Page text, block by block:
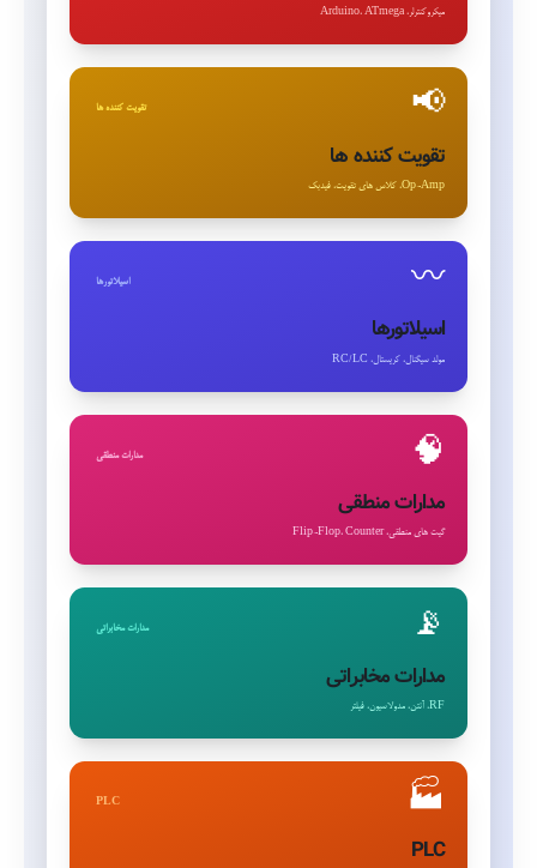
میکروکنترلر، Arduino، ATmega
📢 تقویت کننده ها
تقویت کننده ها
Op-Amp، کلاس های تقویت، فیدبک
〰️ اسیلاتورها
اسیلاتورها
مولد سیگنال، کریستال، RC/LC
🧠 مدارات منطقی
مدارات منطقی
گیت های منطقی، Flip-Flop، Counter
📡 مدارات مخابراتی
مدارات مخابراتی
RF، آنتن، مدولاسیون، فیلتر
🏭
PLC
PLC